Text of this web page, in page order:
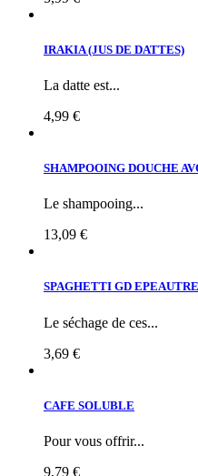
IRAKIA (JUS DE DATTES)
La datte est...
4,99 €
SHAMPOOING DOUCHE
Le shampooing...
13,09 €
SPAGHETTI GD
Le séchage de ces...
3,69 €
CAFE SOLUBLE
Pour vous offrir...
9,79 €